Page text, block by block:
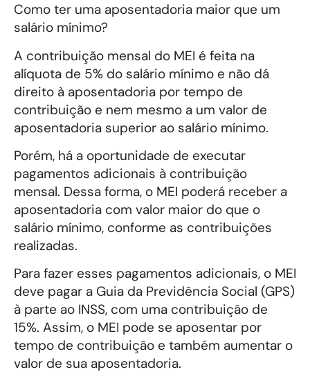
Como ter uma aposentadoria maior que um
salário mínimo?
A contribuição mensal do MEI é feita na
alíquota de 5% do salário mínimo e não dá
direito à aposentadoria por tempo de
contribuição e nem mesmo a um valor de
aposentadoria superior ao salário mínimo.
Porém, há a oportunidade de executar
pagamentos adicionais à contribuição
mensal. Dessa forma, o MEI poderá receber a
aposentadoria com valor maior do que o
salário mínimo, conforme as contribuições
realizadas.
Para fazer esses pagamentos adicionais, o MEI
deve pagar a Guia da Previdência Social (GPS)
à parte ao INSS, com uma contribuição de
15%. Assim, o MEI pode se aposentar por
tempo de contribuição e também aumentar o
valor de sua aposentadoria.